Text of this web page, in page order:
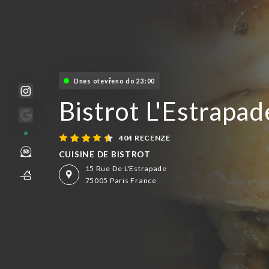
Dnes otevřeno do 23:00
Bistrot
404 RECENZE
CUISINE DE BISTROT
15 Rue De L'Estrapade
75005 Paris France